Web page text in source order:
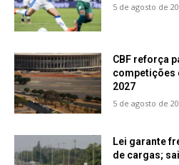
5 de agosto de
CBF reforça
competições
2027
5 de agosto de
Lei garante
de cargas;